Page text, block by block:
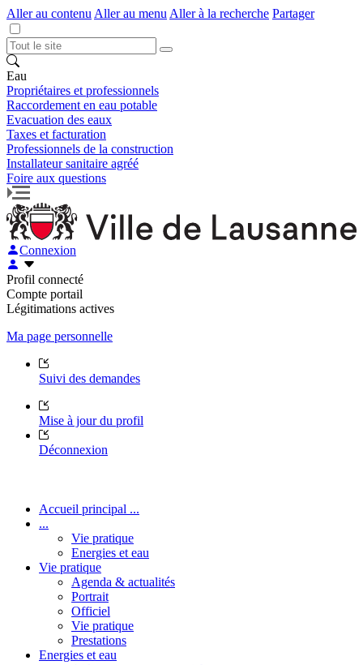
Aller au contenu Aller au menu Aller à la recherche Partager
Eau
Propriétaires et professionnels
Raccordement en eau potable
Evacuation des eaux
Taxes et facturation
Professionnels de la construction
Installateur sanitaire agréé
Foire aux questions
Connexion
Profil connecté
Compte portail
Légitimations actives
Ma page personnelle
Suivi des demandes
Mise à jour du profil
Déconnexion
Accueil principal ...
...
Vie pratique
Energies et eau
Vie pratique
Agenda & actualités
Portrait
Officiel
Vie pratique
Prestations
Energies et eau